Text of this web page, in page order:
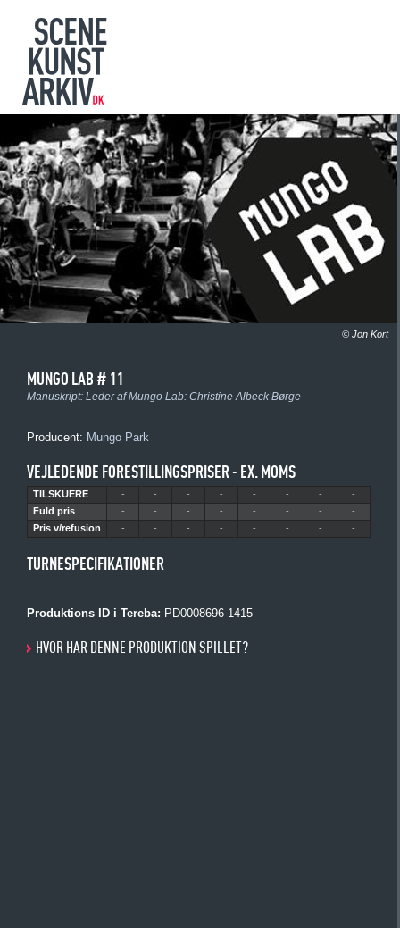
© Jon Kort
MUNGO LAB # 11
Manuskript: Leder af Mungo Lab: Christine Albeck Børge
Producent: Mungo Park
VEJLEDENDE FORESTILLINGSPRISER - EX. MOMS
TILSKUERE - - - - - - -
-
Fuld pris
- - - - - - -
-
Pris v/refusion
- - - - - - - -
TURNESPECIFIKATIONER
Produktions ID i Tereba: PD0008696-1415
HVOR HAR DENNE PRODUKTION SPILLET?